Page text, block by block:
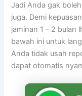
Jadi Anda gak
juga. Demi
jaminan 1 – 2 bulan
bawah ini untuk
Anda tidak usah
dapat otomatis